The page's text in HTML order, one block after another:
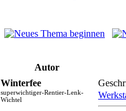
Autor
Winterfee
superwichtiger-Rentier-Lenk-
Wichtel